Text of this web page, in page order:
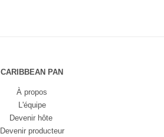
CARIBBEAN PAN
À propos
L'équipe
Devenir hôte
Devenir producteur